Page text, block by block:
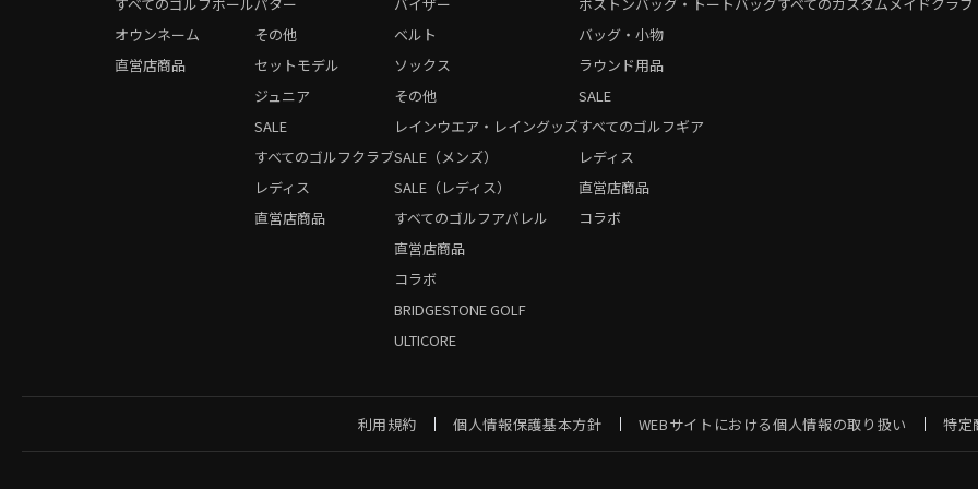
オウンネーム
直営店商品
レディス
直営店商品
その他
セットモデル
ジュニア
SALE
すべてのゴルフクラブ
直営店商品
コラボ
BRIDGESTONE GOLF
ULTICORE
ベルト
ソックス
その他
レインウエア・レイングッズ
SALE（メンズ）
SALE（レディス）
すべてのゴルフアパレル
レディス
直営店商品
コラボ
バッグ・小物
ラウンド用品
SALE
すべてのゴルフギア
利用規約 個人情報保護基本方針 WEBサイトにおける個人情報の取り扱い 特定